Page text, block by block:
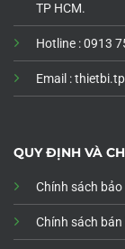
TP HCM.
Hotline : 0913
Email :
QUY ĐỊNH VÀ
Chính sách bảo
Chính sách bán